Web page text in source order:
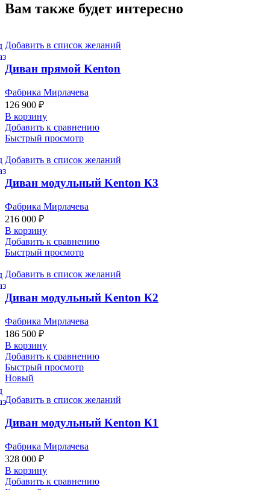
Вам также будет интересно
Добавить в список желаний
Диван прямой Kenton
Фабрика Мирлачева
126 900 ₽
В корзину
Добавить к сравнению
Быстрый просмотр
Добавить в список желаний
Диван модульный Kenton К3
Фабрика Мирлачева
216 000 ₽
В корзину
Добавить к сравнению
Быстрый просмотр
Добавить в список желаний
Диван модульный Kenton К2
Фабрика Мирлачева
186 500 ₽
В корзину
Добавить к сравнению
Быстрый просмотр
Новый
Добавить в список желаний
Диван модульный Kenton К1
Фабрика Мирлачева
328 000 ₽
В корзину
Добавить к сравнению